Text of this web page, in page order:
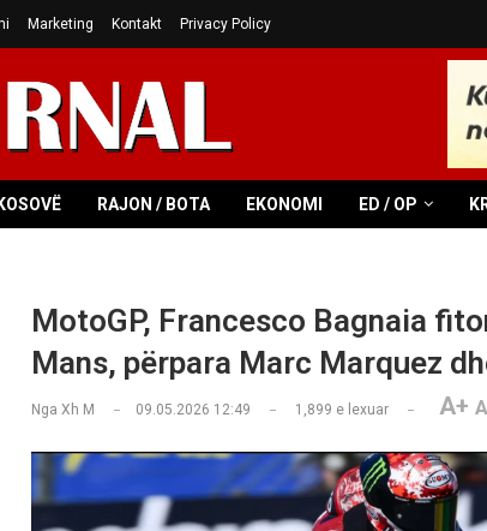
Marketing Kontakt Privacy Policy
KOSOVË RAJON / BOTA EKONOMI ED / OP
MotoGP, Francesco Bagnaia
Mans, përpara Marc Marquez
Nga Xh M 09.05.2026 12:49 1,899 e lexuar A+